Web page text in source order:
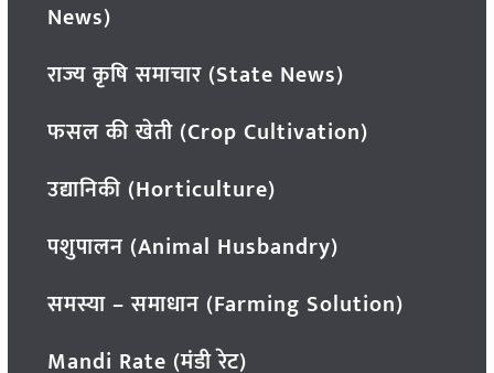
News)
राज्य कृषि समाचार (State News)
फसल की खेती (Crop Cultivation)
उद्यानिकी (Horticulture)
पशुपालन (Animal Husbandry)
समस्या – समाधान (Farming Solution)
Mandi Rate (मंडी रेट)